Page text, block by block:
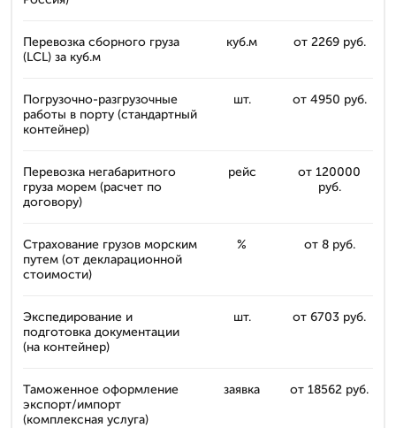
Перевозка сборного груза
(LCL) за куб.м
куб.м от 2269 руб.
Погрузочно-разгрузочные
работы в порту (стандартный
контейнер)
шт. от 4950 руб.
Перевозка негабаритного
груза морем (расчет по
договору)
рейс
от 120000
руб.
Страхование грузов морским
путем (от декларационной
стоимости)
% от 8 руб.
Экспедирование и
подготовка документации
(на контейнер)
шт. от 6703 руб.
Таможенное оформление
экспорт/импорт
(комплексная услуга)
заявка от 18562 руб.